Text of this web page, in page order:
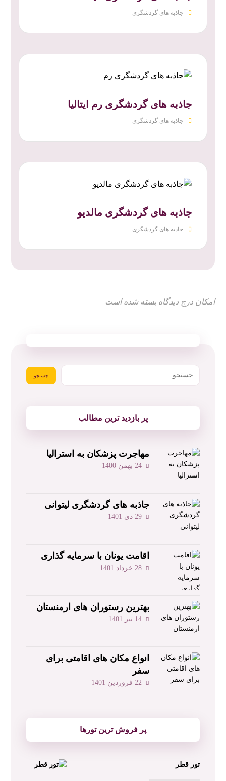
جاذبه های گردشگری
جاذبه های گردشگری رم ایتالیا
جاذبه های گردشگری
جاذبه های گردشگری مالدیو
جاذبه های گردشگری
امکان درج دیدگاه بسته شده است
پر بازدید ترین مطالب
مهاجرت پزشکان به استرالیا
24 بهمن 1400
جاذبه های گردشگری لیتوانی
29 دی 1401
اقامت یونان با سرمایه ‌گذاری
28 خرداد 1401
بهترین رستوران‌ های ارمنستان
14 تیر 1401
انواع مکان های اقامتی برای
سفر
22 فروردین 1401
پر فروش ترین تورها
تور قطر